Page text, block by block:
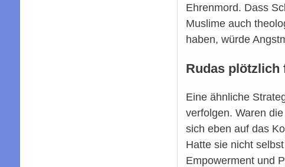
Ehrenmord. Dass
Muslime auch
haben, würde
Rudas plötzlich
Eine ähnliche
verfolgen. Waren
sich eben auf das
Hatte sie nicht
Empowerment und